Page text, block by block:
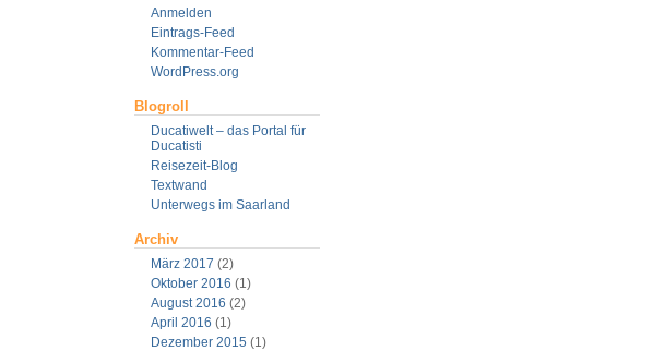
Anmelden
Eintrags-Feed
Kommentar-Feed
WordPress.org
Blogroll
Ducatiwelt – das Portal für
Ducatisti
Reisezeit-Blog
Textwand
Unterwegs im Saarland
Archiv
März 2017 (2)
Oktober 2016 (1)
August 2016 (2)
April 2016 (1)
Dezember 2015 (1)